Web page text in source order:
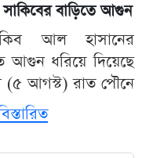
সাকিবের বাড়িতে আগুন
আল হাসানের
আগুন ধরিয়ে দিয়েছে
(৫ আগস্ট) রাত পৌনে